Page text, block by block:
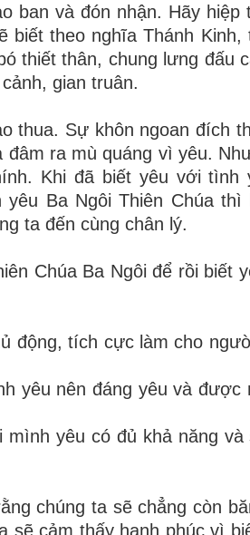
ban và đón nhận. Hãy hiệp
theo nghĩa Thánh Kinh,
thiết thân, chung lưng đấu
gian truân.
thua. Sự khôn ngoan đích
ra mù quáng vì yêu.
Khi đã biết yêu với tình
Ba Ngôi Thiên Chúa thì
ta đến cùng chân lý.
Chúa Ba Ngôi để rồi biết
động, tích cực làm cho
yêu nên đáng yêu và được
yêu có đủ khả năng
chúng ta sẽ chẳng còn
sẽ cảm thấy hạnh phúc vì